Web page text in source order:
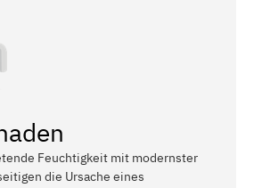
Feuchtigkeit mit modernster
die Ursache eines